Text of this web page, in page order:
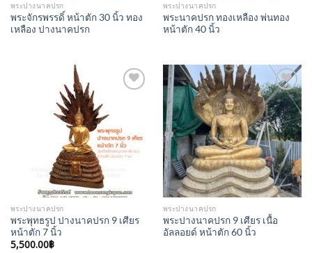
พระปางนาคปรก
พระจักรพรรดิ์ หน้าตัก 30 นิ้ว ทอง
เหลือง ปางนาคปรก
พระปางนาคปรก
พระนาคปรก ทองเหลือง พ่นทอง
หน้าตัก 40 นิ้ว
พระปางนาคปรก
พระพุทธรูป ปางนาคปรก 9 เศียร
หน้าตัก 7 นิ้ว
5,500.00฿
Add to
Wishlist
พระปางนาคปรก
พระปางนาคปรก 9 เศียร เนื้อ
อัลลอยด์ หน้าตัก 60 นิ้ว